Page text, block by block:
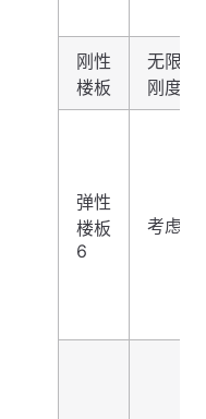
刚性
楼板
无限
刚度
弹性
楼板
6
考虑